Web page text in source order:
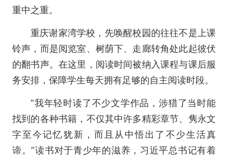
重中之重。
重庆谢家湾学校，先唤醒校园的往往不是上课
铃声，而是阅览室、树荫下、走廊转角处此起彼伏
的翻书声。在这里，阅读时间被纳入课程与课后服
务安排，保障学生每天拥有足够的自主阅读时段。
“我年轻时读了不少文学作品，涉猎了当时能
找到的各种书籍，不仅其中许多精彩章节、隽永文
字至今记忆犹新，而且从中悟出了不少生活真
谛。”读书对于青少年的滋养，习近平总书记有着